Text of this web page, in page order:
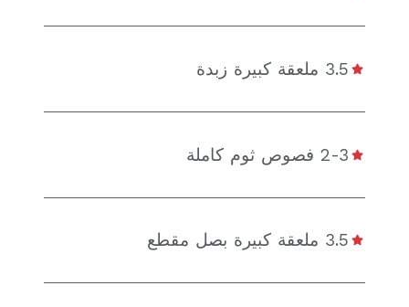
3.5 ملعقة كبيرة زبدة
2-3 فصوص ثوم كاملة
3.5 ملعقة كبيرة بصل مقطع